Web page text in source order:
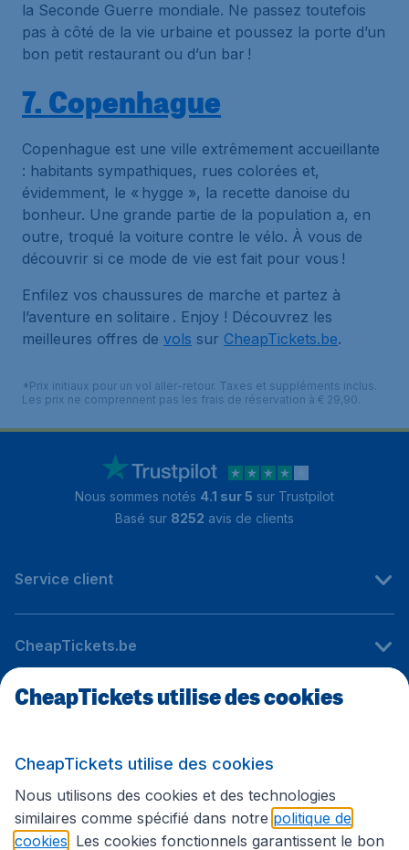
la Seconde Guerre mondiale. Ne passez toutefois
pas à côté de la vie urbaine et poussez la porte d’un
bon petit restaurant ou d’un bar !
7. Copenhague
Copenhague est une ville extrêmement accueillante
: habitants sympathiques, rues colorées et,
évidemment, le « hygge », la recette danoise du
bonheur. Une grande partie de la population a, en
outre, troqué la voiture contre le vélo. À vous de
découvrir si ce mode de vie est fait pour vous !
Enfilez vos chaussures de marche et partez à
l’aventure en solitaire . Enjoy ! Découvrez les
meilleures offres de vols sur CheapTickets.be.
*Prix initiaux pour un vol aller-retour. Taxes et suppléments inclus.
Les prix ne comprennent pas les frais de réservation à € 29,90.
Nous sommes notés 4.1 sur 5 sur Trustpilot
Basé sur 8252 avis de clients
Service client
CheapTickets.be
Sites internationaux
Suivez CheapTickets.be
CheapTickets utilise des cookies
CheapTickets utilise des cookies
Nous utilisons des cookies et des technologies
similaires comme spécifié dans notre politique de
cookies . Les cookies fonctionnels garantissent le bon